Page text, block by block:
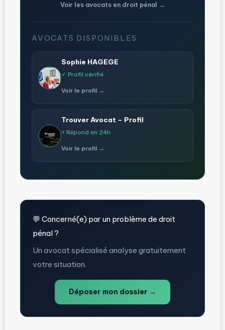
Voir les avocats en droit pénal →
AVOCATS DISPONIBLES
Sophie HAGEGE
✓ Profil vérifié
Voir le profil →
Trouver Avocat – Profil
⚡ Répond en 24h
Voir le profil →
💬 Concerné(e) par un problème de droit
pénal ?
Un avocat spécialisé analyse gratuitement
votre situation.
Déposer mon dossier →